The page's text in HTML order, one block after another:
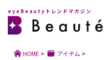
eyeBeautyトレンドマガジン
HOME > アイテム >